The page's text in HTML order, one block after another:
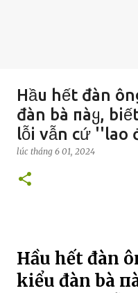
Hầu hết đàn
đàn bà пàყ,
lỗi vẫn cứ ''lao
lúc tháng 6 01, 2024
Hầu hết đàn
kiểu đàn bà